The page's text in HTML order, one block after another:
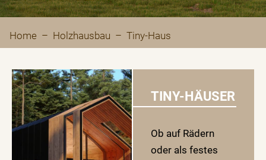
Home – Holzhausbau – Tiny-Haus
TINY-HÄUSER
Ob auf Rädern
oder als festes